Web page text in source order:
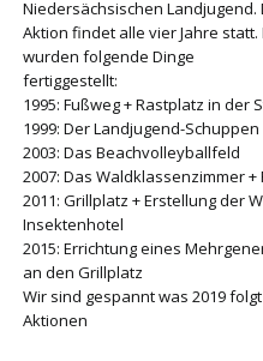
Niedersächsischen Landjugend.
Aktion findet alle vier Jahre
wurden folgende Dinge
fertiggestellt:
1995: Fußweg + Rastplatz in der
1999: Der Landjugend-Schuppen
2003: Das Beachvolleyballfeld
2007: Das Waldklassenzimmer +
2011: Grillplatz + Erstellung der
Insektenhotel
2015: Errichtung eines
an den Grillplatz
Wir sind gespannt was 2019
Aktionen